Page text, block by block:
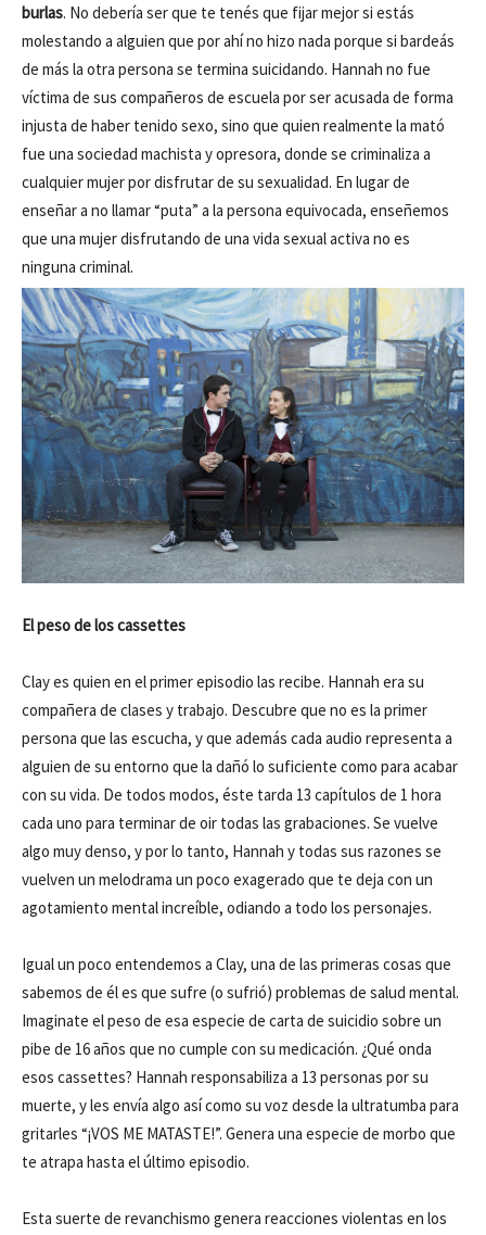
burlas. No debería ser que te tenés que fijar mejor si estás
molestando a alguien que por ahí no hizo nada porque si bardeás
de más la otra persona se termina suicidando. Hannah no fue
víctima de sus compañeros de escuela por ser acusada de forma
injusta de haber tenido sexo, sino que quien realmente la mató
fue una sociedad machista y opresora, donde se criminaliza a
cualquier mujer por disfrutar de su sexualidad. En lugar de
enseñar a no llamar “puta” a la persona equivocada, enseñemos
que una mujer disfrutando de una vida sexual activa no es
ninguna criminal.
El peso de los cassettes
Clay es quien en el primer episodio las recibe. Hannah era su
compañera de clases y trabajo. Descubre que no es la primer
persona que las escucha, y que además cada audio representa a
alguien de su entorno que la dañó lo suficiente como para acabar
con su vida. De todos modos, éste tarda 13 capítulos de 1 hora
cada uno para terminar de oir todas las grabaciones. Se vuelve
algo muy denso, y por lo tanto, Hannah y todas sus razones se
vuelven un melodrama un poco exagerado que te deja con un
agotamiento mental increíble, odiando a todo los personajes.
Igual un poco entendemos a Clay, una de las primeras cosas que
sabemos de él es que sufre (o sufrió) problemas de salud mental.
Imaginate el peso de esa especie de carta de suicidio sobre un
pibe de 16 años que no cumple con su medicación. ¿Qué onda
esos cassettes? Hannah responsabiliza a 13 personas por su
muerte, y les envía algo así como su voz desde la ultratumba para
gritarles “¡VOS ME MATASTE!”. Genera una especie de morbo que
te atrapa hasta el último episodio.
Esta suerte de revanchismo genera reacciones violentas en los